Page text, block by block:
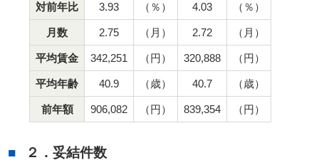
対前年比 3.93 （％） 4.03 （％）
月数 2.75 （月） 2.72 （月）
平均賃金 342,251 （円） 320,888 （円）
平均年齢 40.9 （歳） 40.7 （歳）
前年額 906,082 （円） 839,354 （円）
２．妥結件数